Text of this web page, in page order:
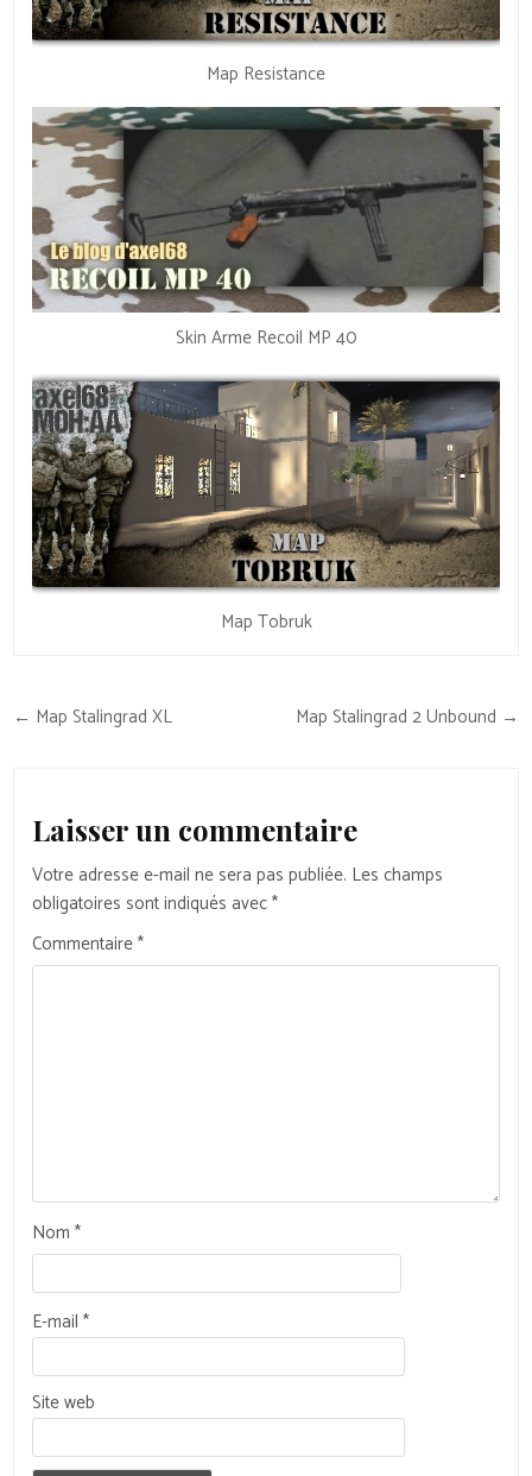
Map Resistance
Skin Arme Recoil MP 40
Map Tobruk
Navigation
← Map Stalingrad XL Map Stalingrad 2 Unbound →
Laisser un commentaire
Votre adresse e-mail ne sera pas publiée. Les champs
obligatoires sont indiqués avec*
Commentaire*
Nom*
E-mail*
Site web